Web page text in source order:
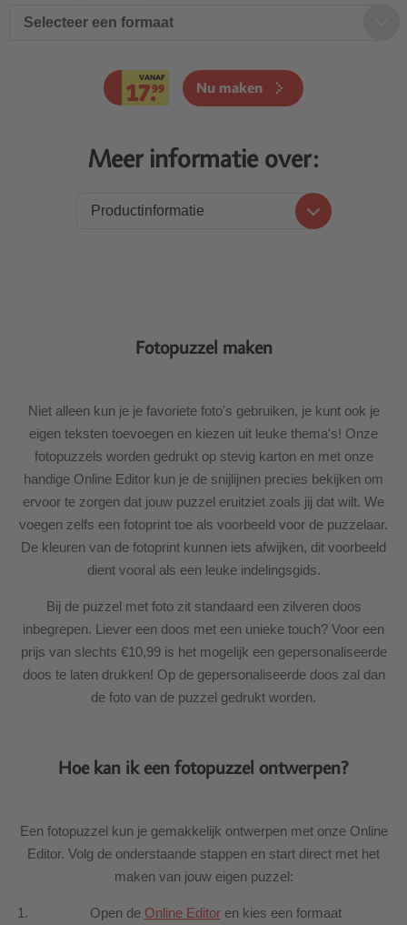
Selecteer een formaat
VANAF
17.99 Nu maken
Meer informatie over:
Productinformatie
Fotopuzzel maken
Niet alleen kun je je favoriete foto's gebruiken, je kunt ook je
eigen teksten toevoegen en kiezen uit leuke thema's! Onze
fotopuzzels worden gedrukt op stevig karton en met onze
handige Online Editor kun je de snijlijnen precies bekijken om
ervoor te zorgen dat jouw puzzel eruitziet zoals jij dat wilt. We
voegen zelfs een fotoprint toe als voorbeeld voor de puzzelaar.
De kleuren van de fotoprint kunnen iets afwijken, dit voorbeeld
dient vooral als een leuke indelingsgids.
Bij de puzzel met foto zit standaard een zilveren doos
inbegrepen. Liever een doos met een unieke touch? Voor een
prijs van slechts €10,99 is het mogelijk een gepersonaliseerde
doos te laten drukken! Op de gepersonaliseerde doos zal dan
de foto van de puzzel gedrukt worden.
Hoe kan ik een fotopuzzel ontwerpen?
Een fotopuzzel kun je gemakkelijk ontwerpen met onze Online
Editor. Volg de onderstaande stappen en start direct met het
maken van jouw eigen puzzel:
Open de Online Editoren kies een formaat